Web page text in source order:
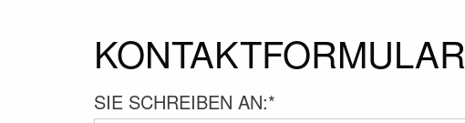
KONTAKTFORMULAR
SIE SCHREIBEN AN:*